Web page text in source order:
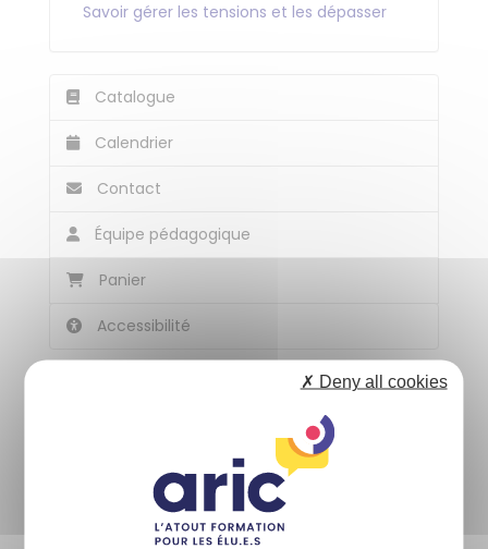
Savoir gérer les tensions et les dépasser
Catalogue
Calendrier
Contact
Équipe pédagogique
Panier
Accessibilité
13 place des Marelles BP27305
35573 CHANTEPIE Cedex
02 99 41 50 07
✗ Deny all cookies